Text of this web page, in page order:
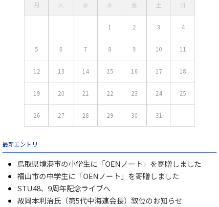
月 火 水 木 金 土 日
1 2 3 4
5 6 7 8 9 10 11
12 13 14 15 16 17 18
19 20 21 22 23 24 25
26 27 28 29 30 31
最新エントリ
鳥取県境港市の小学生に「OENノート」を寄贈しました
福山市の中学生に「OENノート」を寄贈しました
STU48、9周年記念ライブへ
故岡本利治氏（第5代中海連会長）叙位のお知らせ